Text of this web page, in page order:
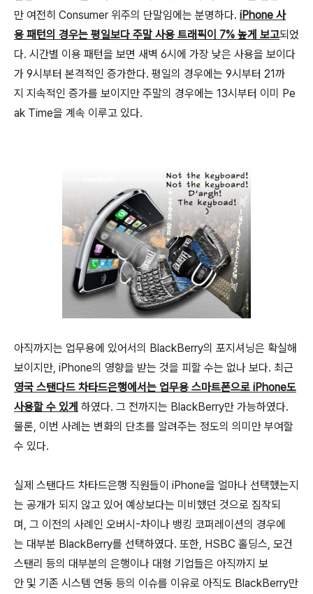
만 여전히 Consumer 위주의 단말임에는 분명하다. iPhone 사
용 패턴의 경우는 평일보다 주말 사용 트래픽이 7% 높게 보고되었
다. 시간별 이용 패턴을 보면 새벽 6시에 가장 낮은 사용을 보이다
가 9시부터 본격적인 증가한다. 평일의 경우에는 9시부터 21까
지 지속적인 증가를 보이지만 주말의 경우에는 13시부터 이미 Pe
ak Time을 계속 이루고 있다.
아직까지는 업무용에 있어서의 BlackBerry의 포지셔닝은 확실해
보이지만, iPhone의 영향을 받는 것을 피할 수는 없나 보다. 최근
영국 스탠다드 차타드은행에서는 업무용 스마트폰으로 iPhone도
사용할 수 있게 하였다. 그 전까지는 BlackBerry만 가능하였다.
물론, 이번 사례는 변화의 단초를 알려주는 정도의 의미만 부여할
수 있다.
실제 스탠다드 차타드은행 직원들이 iPhone을 얼마나 선택했는지
는 공개가 되지 않고 있어 예상보다는 미비했던 것으로 짐작되
며, 그 이전의 사례인 오버시-차이나 뱅킹 코퍼레이션의 경우에
는 대부분 BlackBerry를 선택하였다. 또한, HSBC 홀딩스, 모건
스탠리 등의 대부분의 은행이나 대형 기업들은 아직까지 보
안 및 기존 시스템 연동 등의 이슈를 이유로 아직도 BlackBerry만